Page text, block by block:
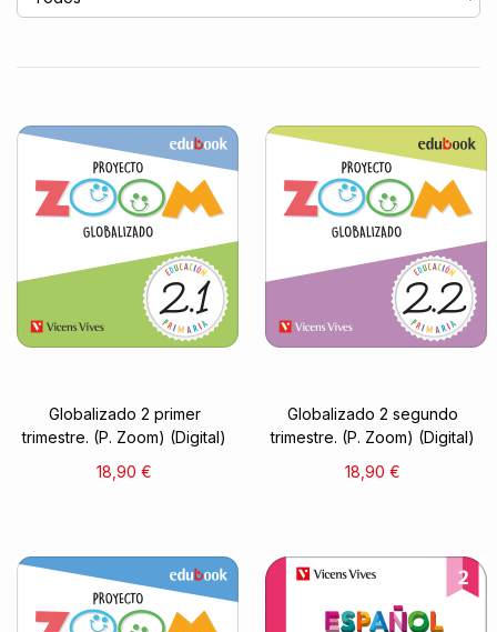
Globalizado 2 primer
trimestre. (P. Zoom) (Digital)
18,90 €
Globalizado 2 segundo
trimestre. (P. Zoom) (Digital)
18,90 €